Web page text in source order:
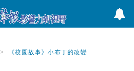
《校園故事》小布丁的改變